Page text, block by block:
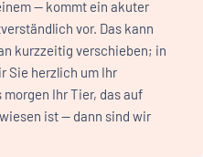
— kommt ein akuter
vor. Das kann
kurzzeitig verschieben; in
Sie herzlich um Ihr
Ihr Tier, das auf
ist — dann sind wir